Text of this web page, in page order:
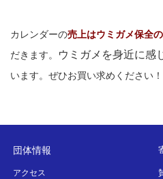
カレンダーの売上はウミガメ保全
だきます。
ウミガメを身近に感
います。ぜひお買い求めください！
団体情報
アクセス